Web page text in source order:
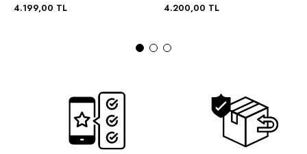
4.199,00 TL
4.200,00 TL